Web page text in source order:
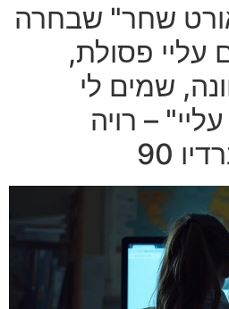
שחר" שבחרה
עליי פסולת,
שמים לי
– רויה
90